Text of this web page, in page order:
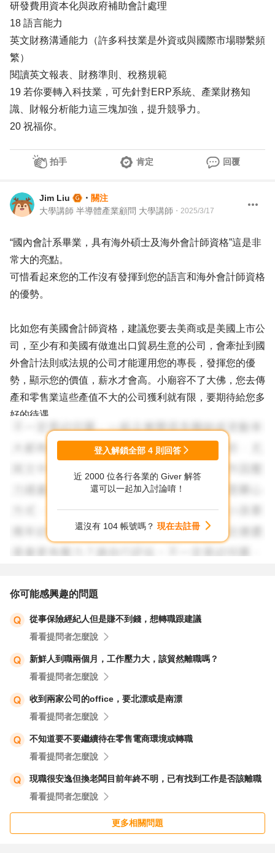
研發費用資本化與政府補助會計處理
18 語言能力
英文財務溝通能力（許多科技業是外資或與國際市場聯繫頻
繁）
閱讀英文報表、財務準則、稅務規範
19 若你要轉入科技業，可先針對ERP系統、產業財務知
識、財報分析能力這三塊加強，提升競爭力。
20 祝福你。
拍手 肯定 回覆
Jim Liu ・ 關注
大學講師 半導體產業顧問 大學講師 ・ 2025/3/17
“國內會計系畢業，具有海外碩士及海外會計師資格”這是非
常大的亮點。
可惜看起來您的工作沒有發揮到您的語言和海外會計師資格
的優勢。
比如您有美國會計師資格，建議您要去美商或是美國上市公
司，至少有和美國有做進出口貿易生意的公司，會牽扯到國
外會計法則或法規的公司才能運用您的專長，發揮您的優
勢，顯示您的價值，薪水才會高。小廟容不了大佛，您去傳
產和零售業這些產值不大的公司獲利就有限，要期待給您多
好的待遇。
我在兩岸的美國上市的半導體公司都待過，在對岸公司碰到
會計經理美籍台灣人，俱有美國會計師資格，四十多快五十
歲才進來，所以三十幾歲不是問題，又不是要您去工廠輪班
沒有半導體公司會考財會或行政人員多艱深的半導體專業知
面談公司股價多少這些基本知識就足夠了。重點在您財會方
懂的。會計人員我見過會穿無塵衣進工廠的只有年度海關和
會計事務所盤點，因為我是生產線主管要配合支援盤點工
作，同公司的財會人員進工廠像劉姥姥進大觀園一樣興奮，
平常沒有機會的。
我有幸參與見識到一家公司上市過程，期間我簽了快一百個
名，開了N多次的會，期間和輔導卷商裡面年輕優秀的會計
師和律師學習到很多以前在工廠看不到的，大多都是名校畢
業也有留學回來的都非常優秀。
也要看您的所在地，是否要離鄉背井，可以的話就往科學園
區裡面的上市大公司猛投履歷，或是找專業獵頭，會計師事
務所，輔導上市的卷商，相信這樣的千里馬應該很快會遇見
登入解鎖全部 4 則回答
近 2000 位各行各業的 Giver 解答
還可以一起加入討論唷！
還沒有 104 帳號嗎？ 現在去註冊
你可能感興趣的問題
從事保險經紀人但是賺不到錢，想轉職跟建議
看看提問者怎麼說
新鮮人到職兩個月，工作壓力大，該貿然離職嗎？
看看提問者怎麼說
收到兩家公司的office，要北漂或是南漂
看看提問者怎麼說
不知道要不要繼續待在零售電商環境或轉職
看看提問者怎麼說
現職很安逸但換老闆目前年終不明，已有找到工作是否該離職
看看提問者怎麼說
更多相關問題